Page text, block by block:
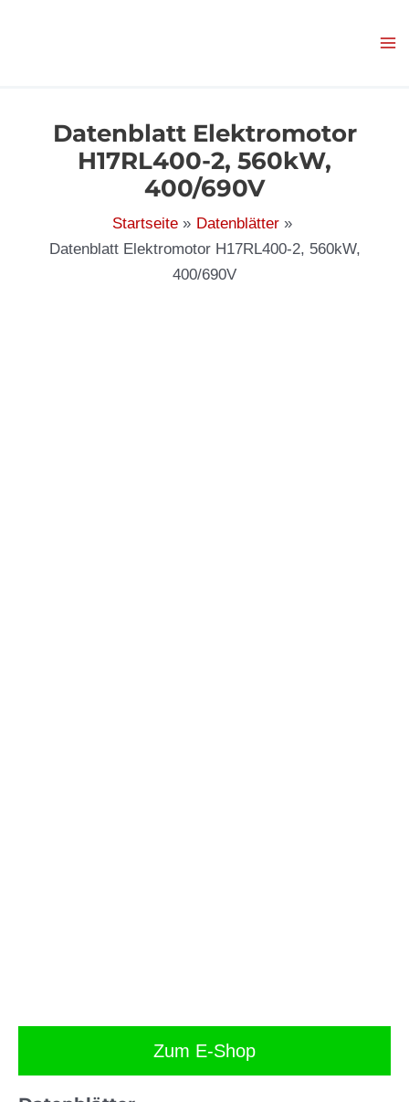
Datenblatt Elektromotor
H17RL400-2, 560kW,
400/690V
Startseite
Datenblätter
Datenblatt Elektromotor H17RL400-2, 560kW,
400/690V
Zum E-Shop